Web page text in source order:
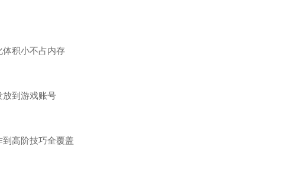
体积小不占内存
放到游戏账号
高阶技巧全覆盖